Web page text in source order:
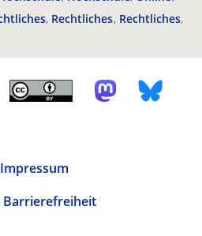
Rechtliches Rechtliches
Impressum
Barrierefreiheit